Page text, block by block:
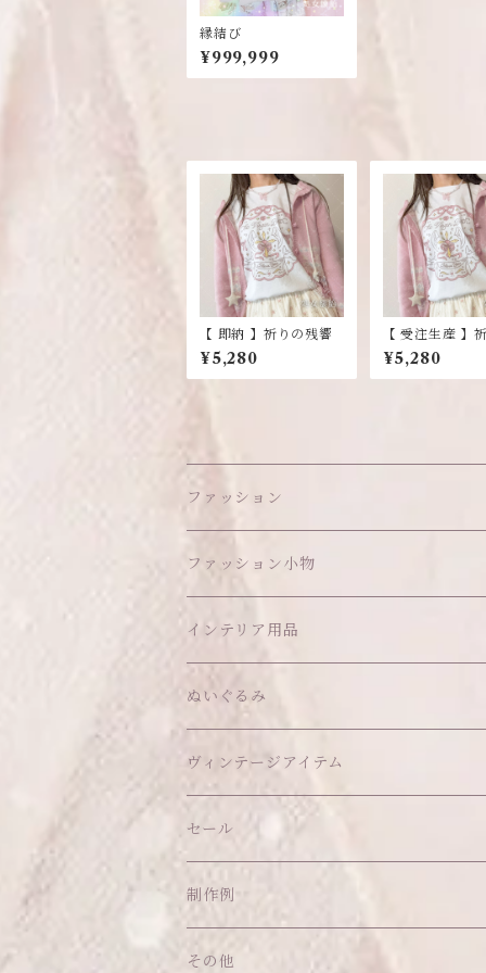
縁結び
¥999,999
【 即納 】祈りの残響
¥5,280
【 受注生産 】
残響
¥5,280
ファッション
ワンピース
アウター
トップス
ボトムス
ファッション小物
ヘッドアイテム
ヘアクリップ
ヘッドドレス
アクセサリー
イヤリング
ピアス
ソックス
バッグ
ショルダーバッグ
お散歩バッグ
ポーチ
コインケース
キーホルダー
インテリア用品
オブジェ
ウォールデコ
その他
ティッシュケース
クッション・座布団
ハンガー
マット
ぬいぐるみ
ぬいちゃん本体
アクセサリー
ヘッドドレス Sサイズ
ヘッドドレス Mサイズ
アウトフィット
その他
ヴィンテージアイテム
セール
制作例
その他